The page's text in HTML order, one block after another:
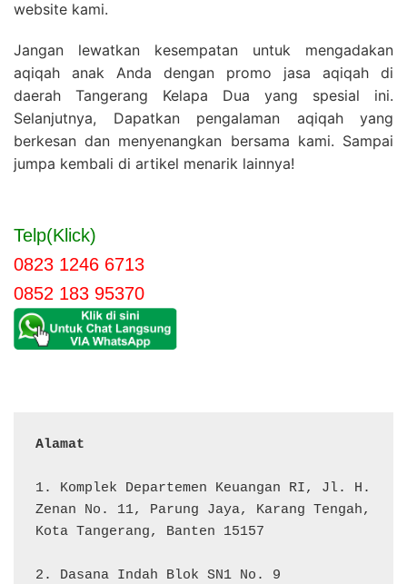
website kami.
Jangan lewatkan kesempatan untuk mengadakan
aqiqah anak Anda dengan promo jasa aqiqah di
daerah Tangerang Kelapa Dua yang spesial ini.
Selanjutnya, Dapatkan pengalaman aqiqah yang
berkesan dan menyenangkan bersama kami. Sampai
jumpa kembali di artikel menarik lainnya!
Telp(Klick)
0823 1246 6713
0852 183 95370
Alamat
1. Komplek Departemen Keuangan RI, Jl. H.
Zenan No. 11, Parung Jaya, Karang Tengah,
Kota Tangerang, Banten 15157
2. Dasana Indah Blok SN1 No. 9